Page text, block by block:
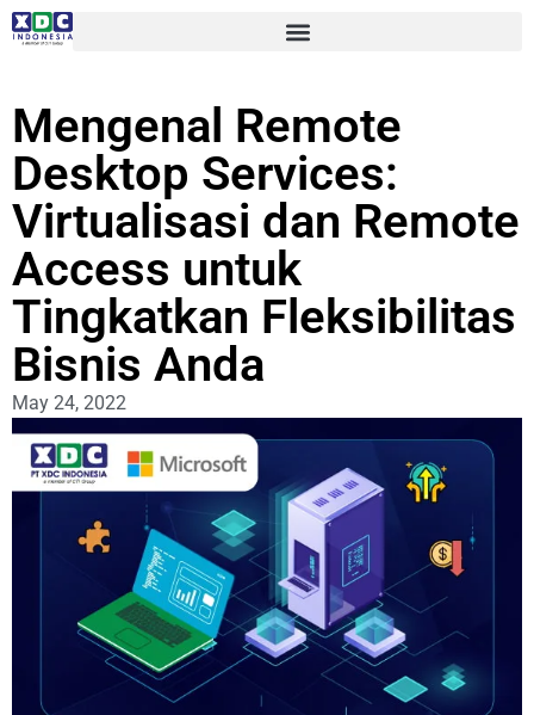
Mengenal Remote
Desktop Services:
Virtualisasi dan Remote
Access untuk
Tingkatkan Fleksibilitas
Bisnis Anda
May 24, 2022